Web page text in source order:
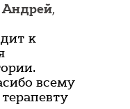
Андрей,
к
всему